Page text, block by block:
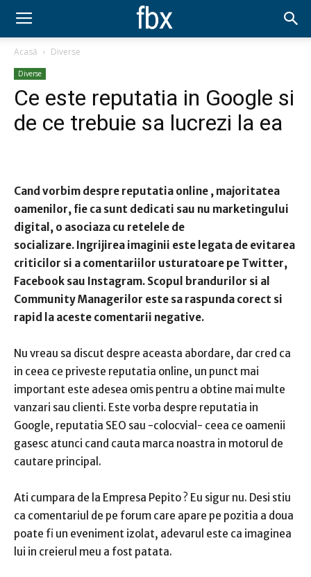
Acasă Diverse
Diverse
Ce este reputatia in Google si
de ce trebuie sa lucrezi la ea
Cand vorbim despre reputatia online , majoritatea
oamenilor, fie ca sunt dedicati sau nu marketingului
digital, o asociaza cu retelele de
socializare. Ingrijirea imaginii este legata de evitarea
criticilor si a comentariilor usturatoare pe Twitter,
Facebook sau Instagram. Scopul brandurilor si al
Community Managerilor este sa raspunda corect si
rapid la aceste comentarii negative.
Nu vreau sa discut despre aceasta abordare, dar cred ca
in ceea ce priveste reputatia online, un punct mai
important este adesea omis pentru a obtine mai multe
vanzari sau clienti. Este vorba despre reputatia in
Google, reputatia SEO sau -colocvial- ceea ce oamenii
gasesc atunci cand cauta marca noastra in motorul de
cautare principal.
Ati cumpara de la Empresa Pepito? Eu sigur nu. Desi stiu
ca comentariul de pe forum care apare pe pozitia a doua
poate fi un eveniment izolat, adevarul este ca imaginea
lui in creierul meu a fost patata.